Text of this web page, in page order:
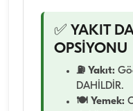
✅ YAKIT
OPSİYONU
⛽ Yakıt:
DAHİLDİR.
🍽️ Yemek: